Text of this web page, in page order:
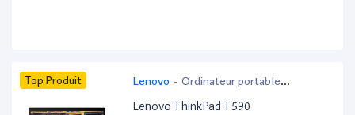
Top Produit Lenovo - Ordinateur portable
bureautique
Lenovo ThinkPad T590